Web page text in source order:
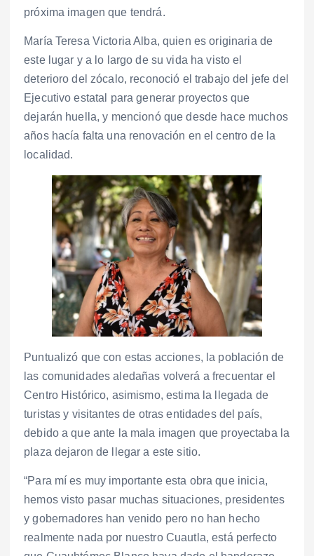
próxima imagen que tendrá.
María Teresa Victoria Alba, quien es originaria de
este lugar y a lo largo de su vida ha visto el
deterioro del zócalo, reconoció el trabajo del jefe del
Ejecutivo estatal para generar proyectos que
dejarán huella, y mencionó que desde hace muchos
años hacía falta una renovación en el centro de la
localidad.
Puntualizó que con estas acciones, la población de
las comunidades aledañas volverá a frecuentar el
Centro Histórico, asimismo, estima la llegada de
turistas y visitantes de otras entidades del país,
debido a que ante la mala imagen que proyectaba la
plaza dejaron de llegar a este sitio.
“Para mí es muy importante esta obra que inicia,
hemos visto pasar muchas situaciones, presidentes
y gobernadores han venido pero no han hecho
realmente nada por nuestro Cuautla, está perfecto